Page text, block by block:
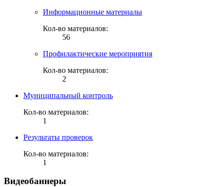
Информационные материалы
Кол-во материалов:
56
Профилактические мероприятия
Кол-во материалов:
2
Муниципальный контроль
Кол-во материалов:
1
Результаты проверок
Кол-во материалов:
1
Видеобаннеры